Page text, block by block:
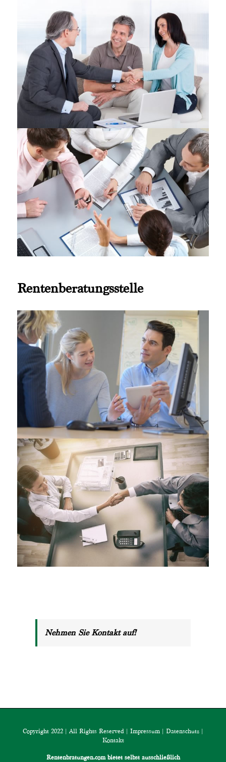
Rentenberatungsstelle
Nehmen Sie Kontakt auf!
Copyright 2022 | All Rights Reserved | Impressum | Datenschutz |
Kontakt
Rentenbratungen.com bietet selbst ausschließlich